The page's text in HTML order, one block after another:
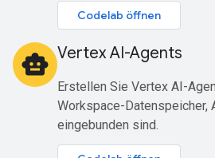
Codelab öffnen
smart_toy Vertex AI-Agents
Erstellen Sie Vertex AI-
Workspace-Datenspeicher,
eingebunden sind.